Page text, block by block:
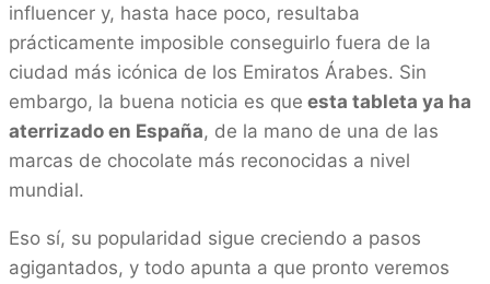
influencer y, hasta hace poco, resultaba
prácticamente imposible conseguirlo fuera de la
ciudad más icónica de los Emiratos Árabes. Sin
embargo, la buena noticia es que esta tableta ya ha
aterrizado en España, de la mano de una de las
marcas de chocolate más reconocidas a nivel
mundial.
Eso sí, su popularidad sigue creciendo a pasos
agigantados, y todo apunta a que pronto veremos